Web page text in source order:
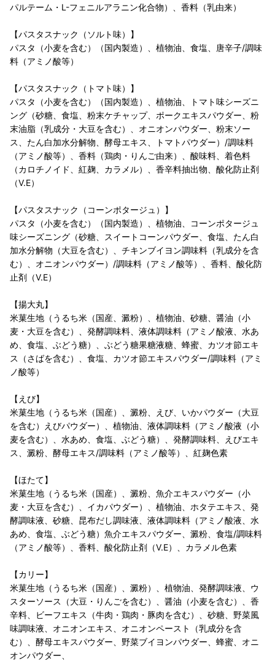
パルテーム・L-フェニルアラニン化合物）、香料（乳由来）
【パスタスナック（ソルト味）】
パスタ（小麦を含む）（国内製造）、植物油、食塩、唐辛子/調味
料（アミノ酸等）
【パスタスナック（トマト味）】
パスタ（小麦を含む）（国内製造）、植物油、トマト味シーズニ
ング（砂糖、食塩、粉末ケチャップ、ポークエキスパウダー、粉
末油脂（乳成分・大豆を含む）、オニオンパウダー、粉末ソー
ス、たん白加水分解物、酵母エキス、トマトパウダー）/調味料
（アミノ酸等）、香料（鶏肉・りんご由来）、酸味料、着色料
（カロチノイド、紅麹、カラメル）、香辛料抽出物、酸化防止剤
（V.E）
【パスタスナック（コーンポタージュ）】
パスタ（小麦を含む）（国内製造）、植物油、コーンポタージュ
味シーズニング（砂糖、スイートコーンパウダー、食塩、たん白
加水分解物（大豆を含む）、チキンブイヨン調味料（乳成分を含
む）、オニオンパウダー）/調味料（アミノ酸等）、香料、酸化防
止剤（V.E）
【揚大丸】
米菓生地（うるち米（国産、澱粉）、植物油、砂糖、醤油（小
麦・大豆を含む）、発酵調味料、液体調味料（アミノ酸液、水あ
め、食塩、ぶどう糖）、ぶどう糖果糖液糖、蜂蜜、カツオ節エキ
ス（さばを含む）、食塩、カツオ節エキスパウダー/調味料（アミ
ノ酸等）
【えび】
米菓生地（うるち米（国産）、澱粉、えび、いかパウダー（大豆
を含む）えびパウダー）、植物油、液体調味料（アミノ酸液（小
麦を含む）、水あめ、食塩、ぶどう糖）、発酵調味料、えびエキ
ス、澱粉、酵母エキス/調味料（アミノ酸等）、紅麹色素
【ほたて】
米菓生地（うるち米（国産）、澱粉、魚介エキスパウダー（小
麦・大豆を含む）、イカパウダー）、植物油、ホタテエキス、発
酵調味液、砂糖、昆布だし調味液、液体調味料（アミノ酸液、水
あめ、食塩、ぶどう糖）魚介エキスパウダー、澱粉、食塩/調味料
（アミノ酸等）、香料、酸化防止剤（V.E）、カラメル色素
【カリー】
米菓生地（うるち米（国産）、澱粉）、植物油、発酵調味液、ウ
スターソース（大豆・りんごを含む）、醤油（小麦を含む）、香
辛料、ビーフエキス（牛肉・鶏肉・豚肉を含む）、砂糖、野菜風
味調味液、オニオンエキス、オニオンペースト（乳成分を含
む）、酵母エキスパウダー、野菜ブイヨンパウダー、蜂蜜、オニ
オンパウダー、